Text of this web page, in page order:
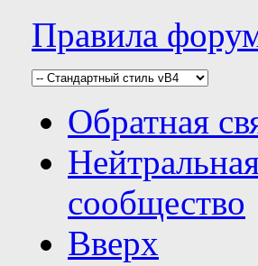
Правила
Обратная
сообщество
Вверх